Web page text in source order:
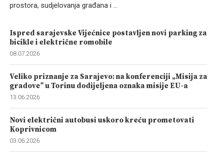
prostora, sudjelovanja građana i …
Ispred sarajevske Vijećnice postavljen novi parking za
bicikle i električne romobile
08.07.2026
Veliko priznanje za Sarajevo: na konferenciji „Misija za
gradove” u Torinu dodijeljena oznaka misije EU-a
13.06.2026
Novi električni autobusi uskoro kreću prometovati
Koprivnicom
03.06.2026